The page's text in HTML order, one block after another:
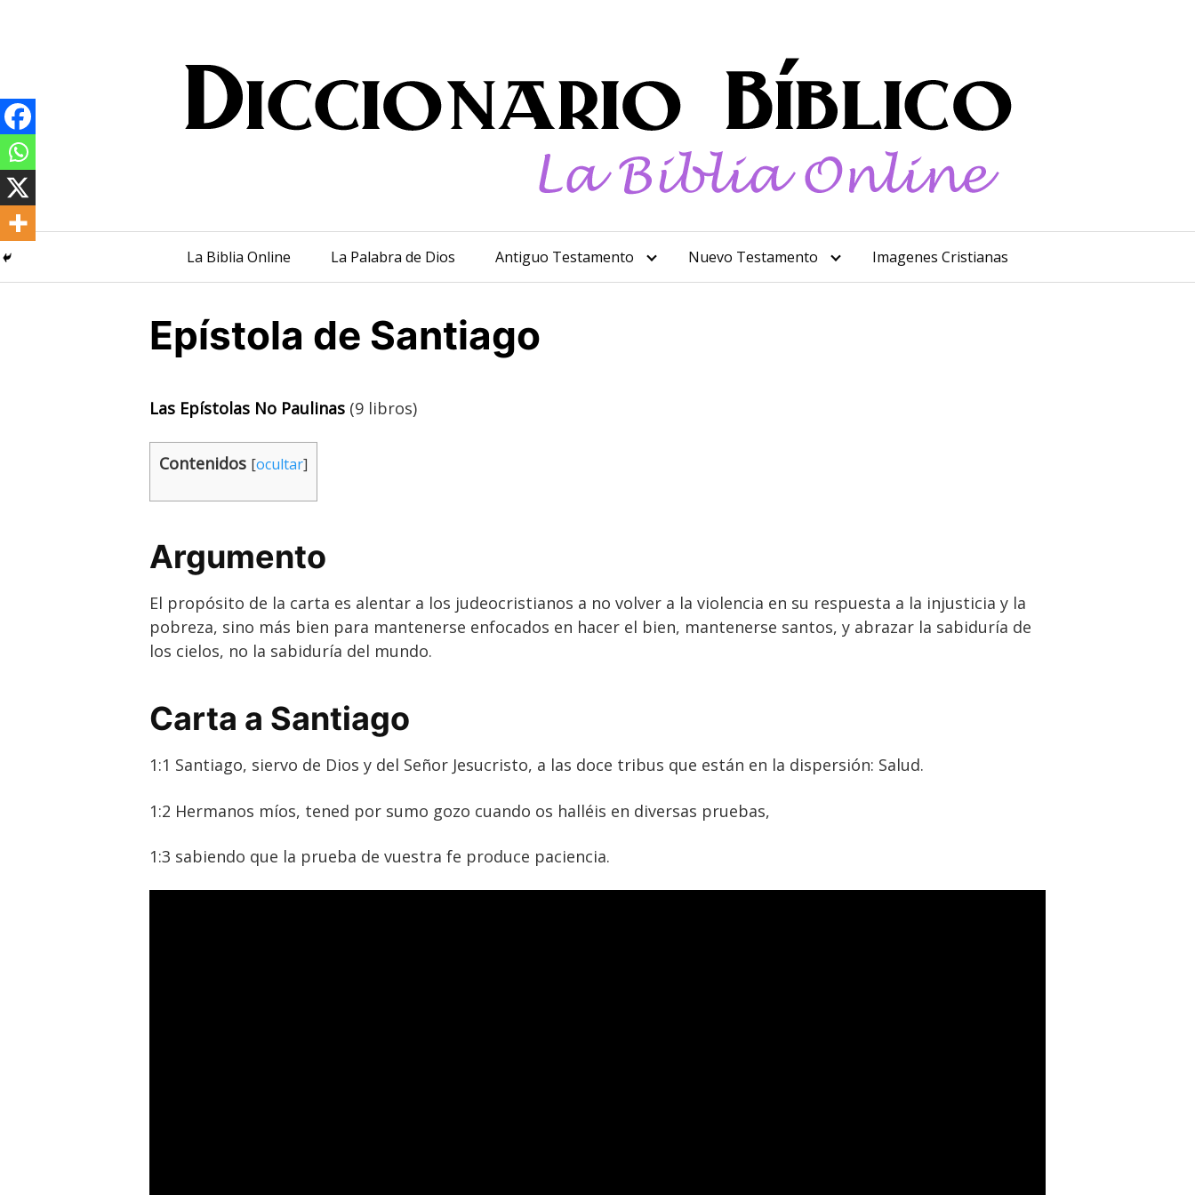
La Biblia Online La Palabra de Dios Antiguo Testamento Nuevo Testamento Imagenes Cristianas
Epístola de Santiago
Las Epístolas No Paulinas (9 libros)
Contenidos [ocultar]
Argumento
El propósito de la carta es alentar a los judeocristianos a no volver a la violencia en su respuesta a la injusticia y la
pobreza, sino más bien para mantenerse enfocados en hacer el bien, mantenerse santos, y abrazar la sabiduría de
los cielos, no la sabiduría del mundo.
Carta a Santiago
1:1 Santiago, siervo de Dios y del Señor Jesucristo, a las doce tribus que están en la dispersión: Salud.
1:2 Hermanos míos, tened por sumo gozo cuando os halléis en diversas pruebas,
1:3 sabiendo que la prueba de vuestra fe produce paciencia.